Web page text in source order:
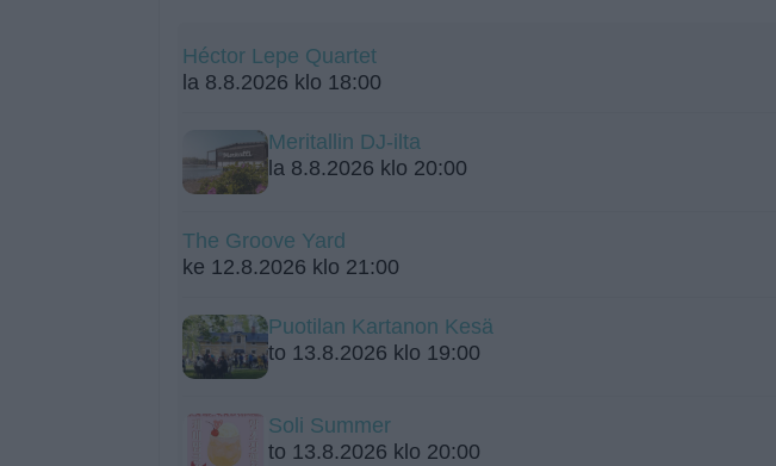
Héctor Lepe Quartet
la 8.8.2026 klo 18:00
Meritallin DJ-ilta
la 8.8.2026 klo 20:00
The Groove Yard
ke 12.8.2026 klo 21:00
Puotilan Kartanon Kesä
to 13.8.2026 klo 19:00
Soli Summer
to 13.8.2026 klo 20:00